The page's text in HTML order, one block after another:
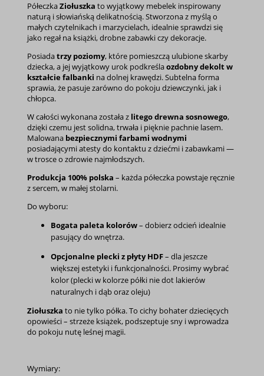
PółeczkaZiołuszka to wyjątkowy mebelek inspirowany
naturą i słowiańską delikatnością. Stworzona z myślą o
małych czytelnikach i marzycielach, idealnie sprawdzi się
jako regał na książki, drobne zabawki czy dekoracje.
Posiadatrzy poziomy, które pomieszczą ulubione skarby
dziecka, a jej wyjątkowy urok podkreślaozdobny dekolt w
kształcie falbanki na dolnej krawędzi. Subtelna forma
sprawia, że pasuje zarówno do pokoju dziewczynki, jak i
chłopca.
W całości wykonana została z litego drewna sosnowego,
dzięki czemu jest solidna, trwała i pięknie pachnie lasem.
Malowana bezpiecznymi farbami wodnymi
posiadającymi atesty do kontaktu z dziećmi i zabawkami —
w trosce o zdrowie najmłodszych.
Produkcja 100% polska – każda półeczka powstaje ręcznie
z sercem, w małej stolarni.
Do wyboru:
Bogata paleta kolorów– dobierz odcień idealnie
pasujący do wnętrza.
Opcjonalne plecki z płyty HDF– dla jeszcze
większej estetyki i funkcjonalności. Prosimy wybrać
kolor (plecki w kolorze półki nie dot lakierów
naturalnych i dąb oraz oleju)
Ziołuszka to nie tylko półka. To cichy bohater dziecięcych
opowieści – strzeże książek, podszeptuje sny i wprowadza
do pokoju nutę leśnej magii.
Wymiary: